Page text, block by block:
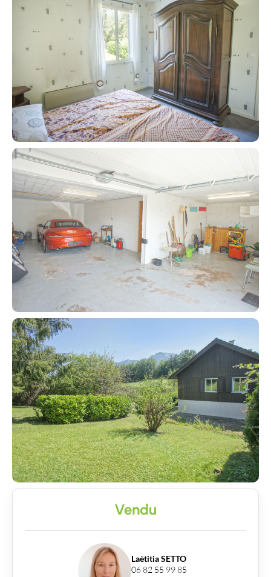
Contacter un conseiller
Acheter
Recrutement
Vendu
Laëtitia SETTO
06 82 55 99 85